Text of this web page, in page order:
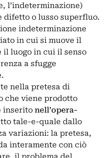
l’indeterminazione)
difetto o lusso superfluo.
indeterminazione
in cui si muove il
il luogo in cui il senso
a sfugge
nella pretesa di
che viene prodotto
inserito nell’opera-
tale-e-quale dallo
variazioni: la pretesa,
interamente con ciò